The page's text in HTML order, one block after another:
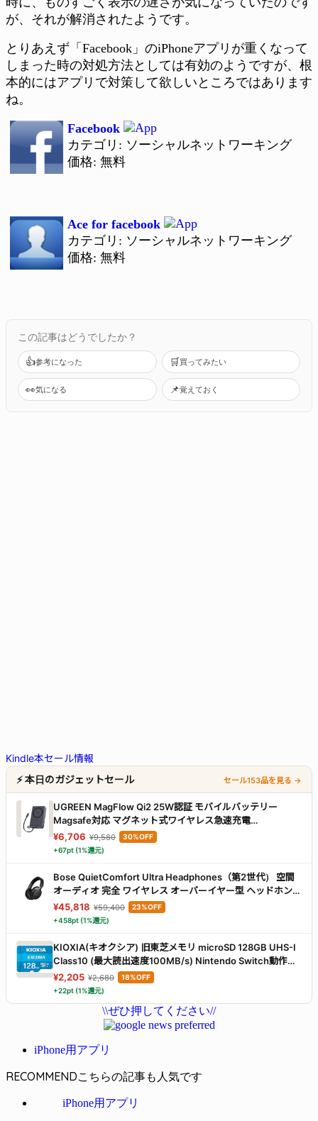
が、それが解消されたようです。
とりあえず「Facebook」のiPhoneアプリが重くなって
しまった時の対処方法としては有効のようですが、根
本的にはアプリで対策して欲しいところではあります
ね。
Facebook
カテゴリ: ソーシャルネットワーキング
価格: 無料
Ace for facebook
カテゴリ: ソーシャルネットワーキング
価格: 無料
この記事はどうでしたか？
👍参考になった 🛒買ってみたい
👀気になる 📌覚えておく
Kindle本セール情報
⚡ 本日のガジェットセール
セール153品を見る →
UGREEN MagFlow Qi2 25W認証 モバイルバッテリー
Magsafe対応 マグネット式ワイヤレス急速充電
10000mAh ブラック
¥6,706 ¥9,580
30%OFF
+67pt (1%還元)
Bose QuietComfort Ultra Headphones（第2世代） 空間
オーディオ 完全 ワイヤレス オーバーイヤー型 ヘッドホン
ノイズキャンセリング Bluetooth接続 マイク搭載 最大30時
間再生 急速充電 ブラック
¥45,818 ¥59,400
23%OFF
+458pt (1%還元)
KIOXIA(キオクシア) 旧東芝メモリ microSD 128GB UHS-I
Class10 (最大読出速度100MB/s) Nintendo Switch動作確
認済 国内サポート正規品 メーカー保証5年 KLMEA128G
¥2,205 ¥2,680
18%OFF
+22pt (1%還元)
\\ぜひ押してください//
iPhone用アプリ
RECOMMEND
iPhone用アプリ